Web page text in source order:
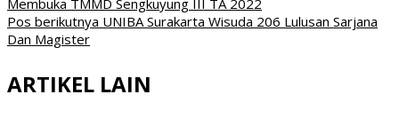
Pos berikutnya UNIBA Surakarta Wisuda 206 Lulusan Sarjana
Dan Magister
ARTIKEL LAIN